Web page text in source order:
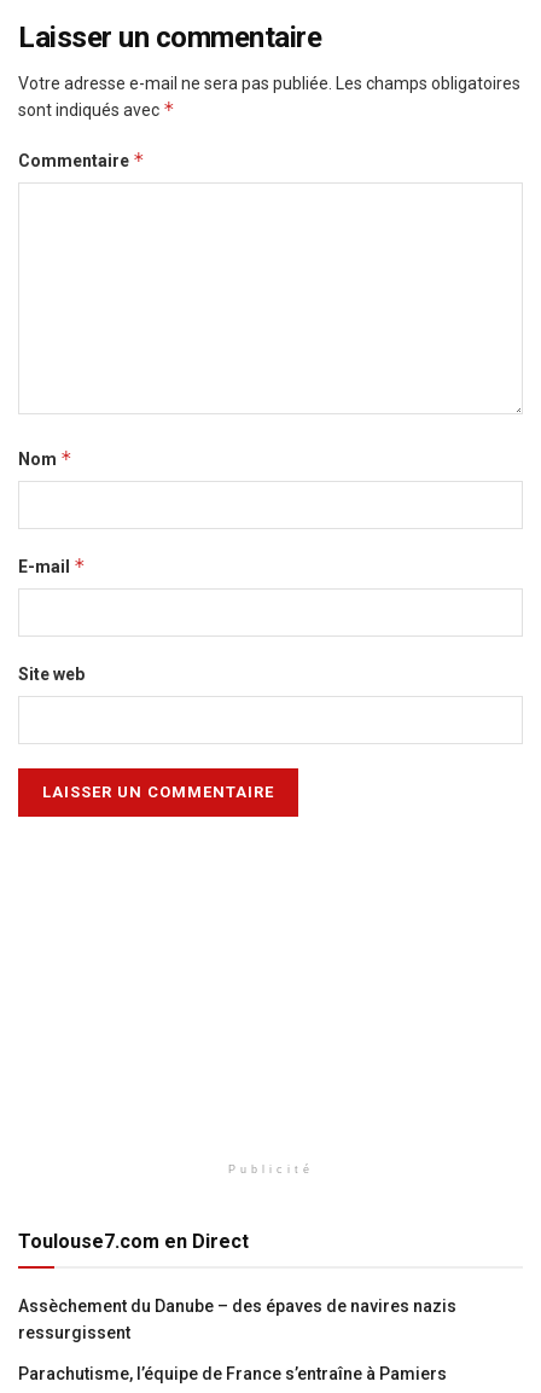
Laisser un commentaire
Votre adresse e-mail ne sera pas publiée.
Les champs obligatoires
sont indiqués avec *
Commentaire *
Nom *
E-mail *
Site web
Publicité
Toulouse7.com en Direct
Assèchement du Danube – des épaves de navires nazis
ressurgissent
Parachutisme, l’équipe de France s’entraîne à Pamiers